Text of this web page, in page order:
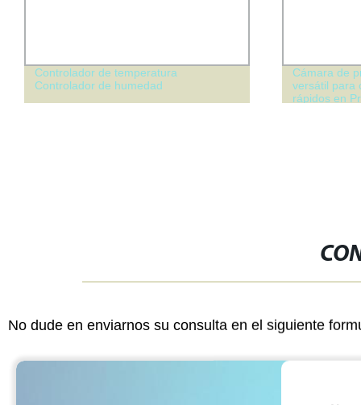
Controlador de temperatura
Controlador de humedad
Cámara de
versátil para
rápidos en
No dude en enviarnos su consulta en el siguiente